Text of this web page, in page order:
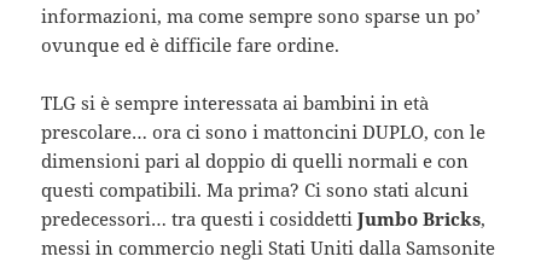
informazioni, ma come sempre sono sparse un po’
ovunque ed è difficile fare ordine.
TLG si è sempre interessata ai bambini in età
prescolare… ora ci sono i mattoncini DUPLO, con le
dimensioni pari al doppio di quelli normali e con
questi compatibili. Ma prima? Ci sono stati alcuni
predecessori… tra questi i cosiddettiJumbo Bricks,
messi in commercio negli Stati Uniti dalla Samsonite